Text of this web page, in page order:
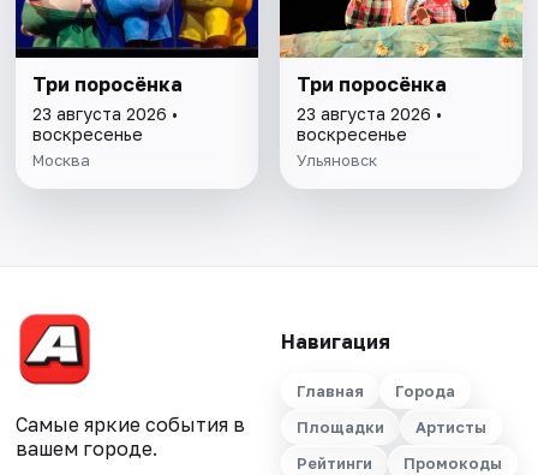
Три поросёнка
23 августа 2026 •
воскресенье
Москва
Три поросёнка
23 августа 2026 •
воскресенье
Ульяновск
Самые яркие события в
вашем городе.
Навигация
Главная
Города
Площадки
Артисты
Рейтинги
Промокоды